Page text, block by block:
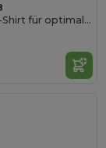
Hochwertiges Baumwoll-T-Shirt für optimalen Druck